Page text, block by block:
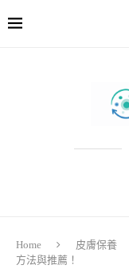
Home 皮膚保養
方法與推薦！